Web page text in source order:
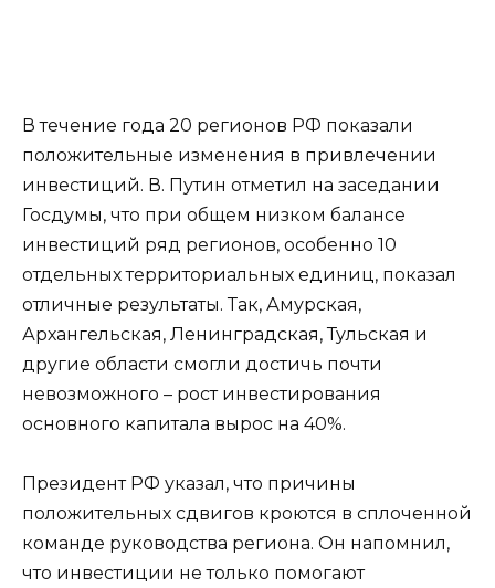
В течение года 20 регионов РФ показали
положительные изменения в привлечении
инвестиций. В. Путин отметил на заседании
Госдумы, что при общем низком балансе
инвестиций ряд регионов, особенно 10
отдельных территориальных единиц, показал
отличные результаты. Так, Амурская,
Архангельская, Ленинградская, Тульская и
другие области смогли достичь почти
невозможного – рост инвестирования
основного капитала вырос на 40%.
Президент РФ указал, что причины
положительных сдвигов кроются в сплоченной
команде руководства региона. Он напомнил,
что инвестиции не только помогают